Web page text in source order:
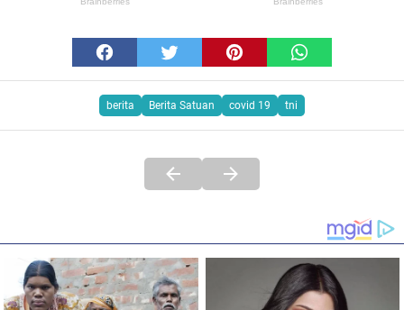
berita Berita Satuan covid 19 tni